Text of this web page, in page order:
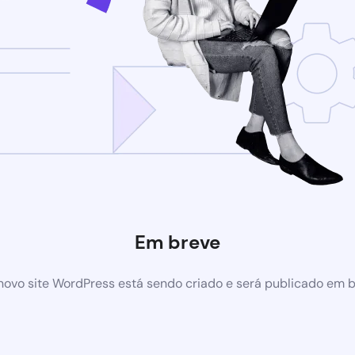
Em breve
site WordPress está sendo criado e será publicado em